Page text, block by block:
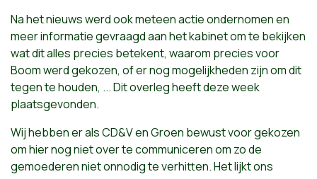
Na het nieuws werd ook meteen actie ondernomen en
meer informatie gevraagd aan het kabinet om te bekijken
wat dit alles precies betekent, waarom precies voor
Boom werd gekozen, of er nog mogelijkheden zijn om dit
tegen te houden, ... Dit overleg heeft deze week
plaatsgevonden.
Wij hebben er als CD&V en Groen bewust voor gekozen
om hier nog niet over te communiceren om zo de
gemoederen niet onnodig te verhitten. Het lijkt ons